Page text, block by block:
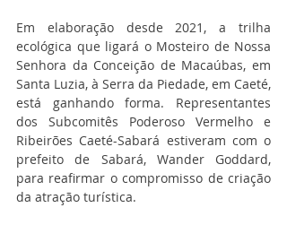
Em elaboração desde 2021, a trilha
ecológica que ligará o Mosteiro de Nossa
Senhora da Conceição de Macaúbas, em
Santa Luzia, à Serra da Piedade, em Caeté,
está ganhando forma. Representantes
dos Subcomitês Poderoso Vermelho e
Ribeirões Caeté-Sabará estiveram com o
prefeito de Sabará, Wander Goddard,
para reafirmar o compromisso de criação
da atração turística.